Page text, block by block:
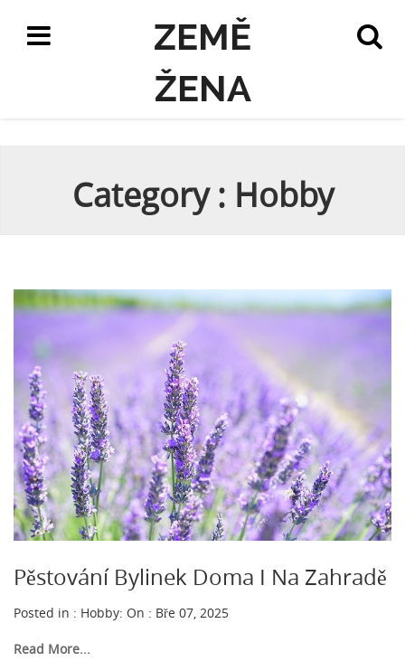
ZEMĚ
ŽENA
Category : Hobby
Pěstování Bylinek Doma I Na Zahradě
Posted in : Hobby: On : Bře 07, 2025
Read More...